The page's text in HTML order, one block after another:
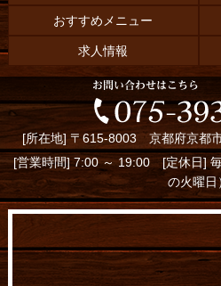
おすすめメニュー
求人情報
[所在地] 〒615-8003 京都府京都
[営業時間] 7:00 ～ 19:00 [定休日]
の火曜日